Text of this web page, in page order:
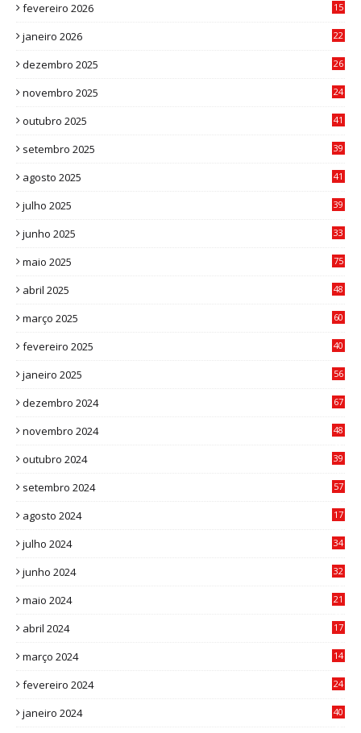
fevereiro 2026
15
janeiro 2026
22
dezembro 2025
26
novembro 2025
24
outubro 2025
41
setembro 2025
39
agosto 2025
41
julho 2025
39
junho 2025
33
maio 2025 75
abril 2025
48
março 2025
60
fevereiro 2025
40
janeiro 2025
56
dezembro 2024
67
novembro 2024
48
outubro 2024
39
setembro 2024
57
agosto 2024
17
julho 2024
34
junho 2024
32
maio 2024
21
abril 2024
17
março 2024
14
fevereiro 2024
24
janeiro 2024
40